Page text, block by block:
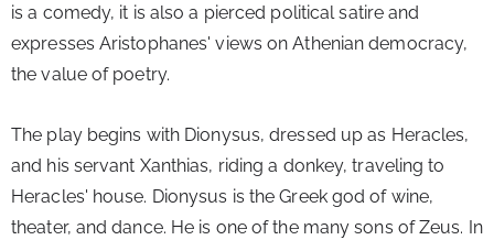
is a comedy, it is also a pierced political satire and
expresses Aristophanes' views on Athenian democracy,
the value of poetry.
The play begins with Dionysus, dressed up as Heracles,
and his servant Xanthias, riding a donkey, traveling to
Heracles' house. Dionysus is the Greek god of wine,
theater, and dance. He is one of the many sons of Zeus. In